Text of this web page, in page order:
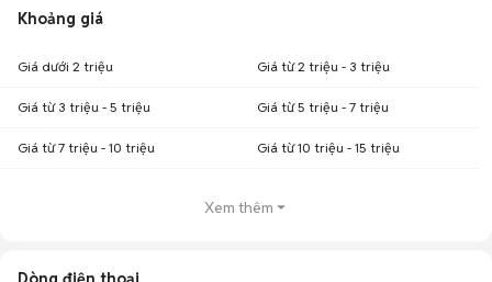
Khoảng giá
Giá dưới 2 triệu Giá từ 2 triệu - 3 triệu
Giá từ 3 triệu - 5 triệu Giá từ 5 triệu - 7 triệu
Giá từ 7 triệu - 10 triệu Giá từ 10 triệu - 15 triệu
Xem thêm